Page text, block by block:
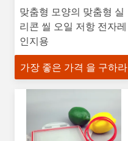
맞춤형 모양의 맞춤형 실
리콘 씰 오일 저항 전자레
인지용
가장 좋은 가격 을 구하라